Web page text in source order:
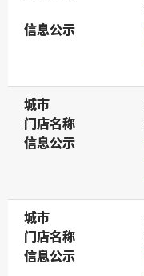
信息公示
信息公示
城市
城市
门店名称
门店名称
信息公示
信息公示
城市
城市
门店名称
门店名称
信息公示
信息公示